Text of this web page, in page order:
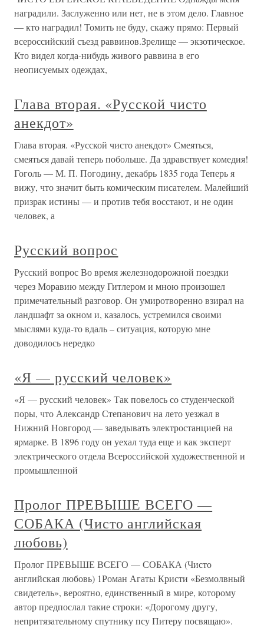
наградили. Заслуженно или нет, не в этом дело. Главное
— кто наградил! Томить не буду, скажу прямо: Первый
всероссийский съезд раввинов.Зрелище — экзотическое.
Кто видел когда-нибудь живого раввина в его
неописуемых одеждах,
Глава вторая. «Русской чисто
анекдот»
Глава вторая. «Русской чисто анекдот» Смеяться,
смеяться давай теперь побольше. Да здравствует комедия!
Гоголь — М. П. Погодину, декабрь 1835 года Теперь я
вижу, что значит быть комическим писателем. Малейший
призрак истины — и против тебя восстают, и не один
человек, а
Русский вопрос
Русский вопрос Во время железнодорожной поездки
через Моравию между Гитлером и мною произошел
примечательный разговор. Он умиротворенно взирал на
ландшафт за окном и, казалось, устремился своими
мыслями куда-то вдаль – ситуация, которую мне
доводилось нередко
«Я — русский человек»
«Я — русский человек» Так повелось со студенческой
поры, что Александр Степанович на лето уезжал в
Нижний Новгород — заведывать электростанцией на
ярмарке. В 1896 году он уехал туда еще и как эксперт
электрического отдела Всероссийской художественной и
промышленной
Пролог ПРЕВЫШЕ ВСЕГО —
СОБАКА (Чисто английская
любовь)
Пролог ПРЕВЫШЕ ВСЕГО — СОБАКА (Чисто
английская любовь) 1Роман Агаты Кристи «Безмолвный
свидетель», вероятно, единственный в мире, которому
автор предпослал такие строки: «Дорогому другу,
непритязательному спутнику псу Питеру посвящаю».